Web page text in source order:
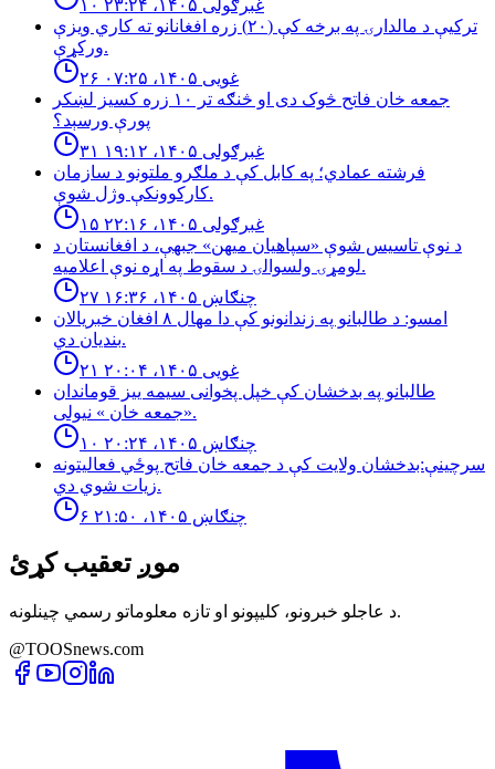
۱۰ غبرګولی ۱۴۰۵، ۲۳:۲۴
تركيې د مالدارۍ په برخه كې (٢٠) زره افغانانو ته كاري ويزې
وركړې.
۲۶ غویی ۱۴۰۵، ۰۷:۲۵
جمعه خان فاتح څوک دی او څنګه تر ۱۰ زره کسیز لښکر
پورې ورسېد؟
۳۱ غبرګولی ۱۴۰۵، ۱۹:۱۲
فرشته عمادي؛ په کابل کې د ملګرو ملتونو د سازمان
کارکوونکې وژل شوې.
۱۵ غبرګولی ۱۴۰۵، ۲۲:۱۶
د نوې تاسیس شوې «سپاهیان میهن» جبهې، د افغانستان د
لومړۍ ولسوالۍ د سقوط په اړه نوې اعلامیه.
۲۷ چنګاښ ۱۴۰۵، ۱۶:۳۶
امسو: د طالبانو په زندانونو كې دا مهال ٨ افغان خبريالان
بنديان دي.
۲۱ غویی ۱۴۰۵، ۲۰:۰۴
طالبانو په بدخشان كې خپل پخوانى سيمه ييز قوماندان
«جمعه خان » نيولى.
۱۰ چنګاښ ۱۴۰۵، ۲۰:۲۴
سرچینې:بدخشان ولایت کې د جمعه خان فاتح پوځي فعالیتونه
زیات شوي دي.
۶ چنګاښ ۱۴۰۵، ۲۱:۵۰
موږ تعقیب کړئ
د عاجلو خبرونو، کلیپونو او تازه معلوماتو رسمي چینلونه.
@TOOSnews.com